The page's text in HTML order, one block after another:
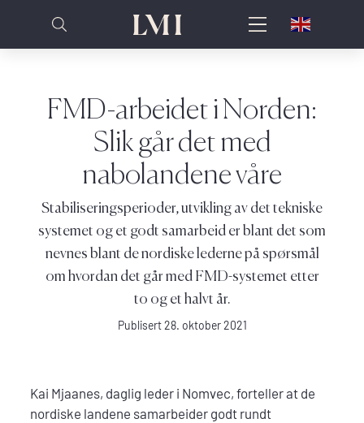
FMD-arbeidet i Norden:
Slik går det med
nabolandene våre
Stabiliseringsperioder, utvikling av det tekniske
systemet og et godt samarbeid er blant det som
nevnes blant de nordiske lederne på spørsmål
om hvordan det går med FMD-systemet etter
to og et halvt år.
Publisert 28. oktober 2021
Kai Mjaanes, daglig leder i Nomvec, forteller at de
nordiske landene samarbeider godt rundt